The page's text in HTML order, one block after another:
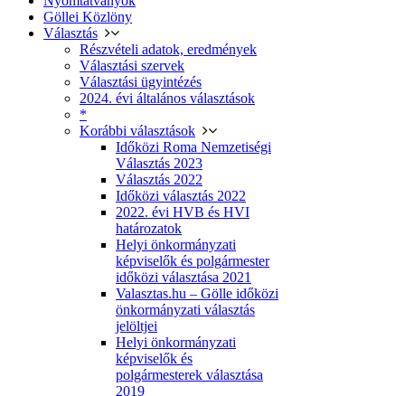
Göllei Közlöny
Választás
Részvételi adatok, eredmények
Választási szervek
Választási ügyintézés
2024. évi általános választások
*
Korábbi választások
Időközi Roma Nemzetiségi
Választás 2023
Választás 2022
Időközi választás 2022
2022. évi HVB és HVI
határozatok
Helyi önkormányzati
képviselők és polgármester
időközi választása 2021
Valasztas.hu – Gölle időközi
önkormányzati választás
jelöltjei
Helyi önkormányzati
képviselők és
polgármesterek választása
2019